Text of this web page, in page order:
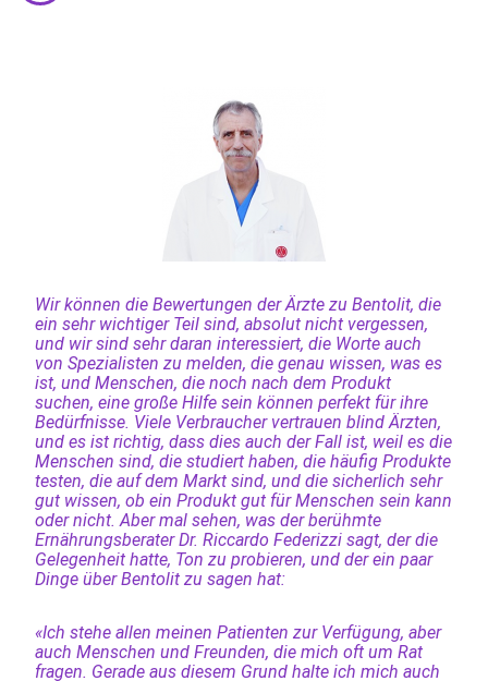
Wir können die Bewertungen der Ärzte zu Bentolit, die
ein sehr wichtiger Teil sind, absolut nicht vergessen,
und wir sind sehr daran interessiert, die Worte auch
von Spezialisten zu melden, die genau wissen, was es
ist, und Menschen, die noch nach dem Produkt
suchen, eine große Hilfe sein können perfekt für ihre
Bedürfnisse. Viele Verbraucher vertrauen blind Ärzten,
und es ist richtig, dass dies auch der Fall ist, weil es die
Menschen sind, die studiert haben, die häufig Produkte
testen, die auf dem Markt sind, und die sicherlich sehr
gut wissen, ob ein Produkt gut für Menschen sein kann
oder nicht. Aber mal sehen, was der berühmte
Ernährungsberater Dr. Riccardo Federizzi sagt, der die
Gelegenheit hatte, Ton zu probieren, und der ein paar
Dinge über Bentolit zu sagen hat:
«Ich stehe allen meinen Patienten zur Verfügung, aber
auch Menschen und Freunden, die mich oft um Rat
fragen. Gerade aus diesem Grund halte ich mich auch